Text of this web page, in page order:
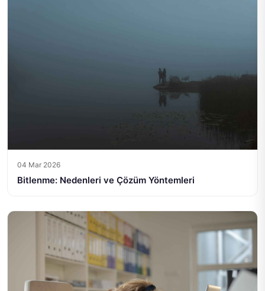
04 Mar 2026
Bitlenme: Nedenleri ve Çözüm Yöntemleri